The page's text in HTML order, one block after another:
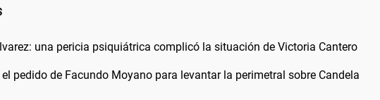
una pericia psiquiátrica complicó la situación de Victoria Cantero
pedido de Facundo Moyano para levantar la perimetral sobre Candela